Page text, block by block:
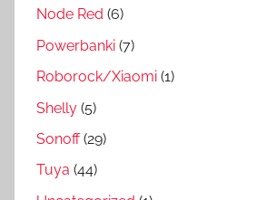
Node Red (6)
Powerbanki (7)
Roborock/Xiaomi (1)
Shelly (5)
Sonoff(29)
Tuya (44)